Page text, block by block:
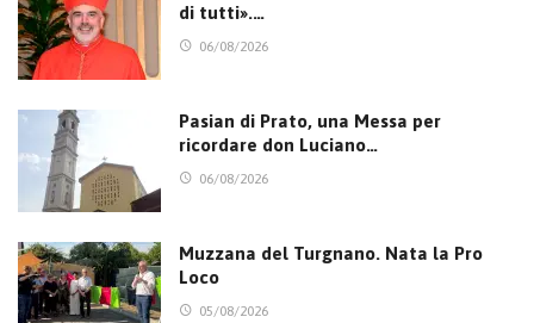
di tutti».…
06/08/2026
Pasian di Prato, una Messa per
ricordare don Luciano…
06/08/2026
Muzzana del Turgnano. Nata la Pro
Loco
05/08/2026